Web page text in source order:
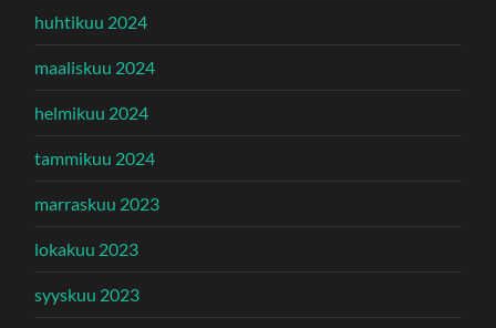
huhtikuu 2024
maaliskuu 2024
helmikuu 2024
tammikuu 2024
marraskuu 2023
lokakuu 2023
syyskuu 2023